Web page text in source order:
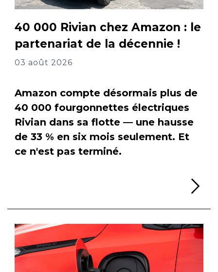
40 000 Rivian chez Amazon : le
partenariat de la décennie !
03 août 2026
Amazon compte désormais plus de
40 000 fourgonnettes électriques
Rivian dans sa flotte — une hausse
de 33 % en six mois seulement. Et
ce n'est pas terminé.